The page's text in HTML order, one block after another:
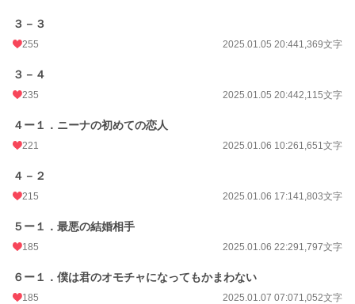
３－３
255 2025.01.05 20:441,369文字
３－４
235 2025.01.05 20:442,115文字
４ー１．ニーナの初めての恋人
221 2025.01.06 10:261,651文字
４－２
215 2025.01.06 17:141,803文字
５ー１．最悪の結婚相手
185 2025.01.06 22:291,797文字
６ー１．僕は君のオモチャになってもかまわない
185 2025.01.07 07:071,052文字